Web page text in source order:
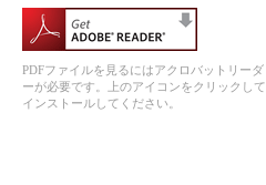
PDFファイルを見るにはアクロバットリーダ
ーが必要です。上のアイコンをクリックして
インストールしてください。